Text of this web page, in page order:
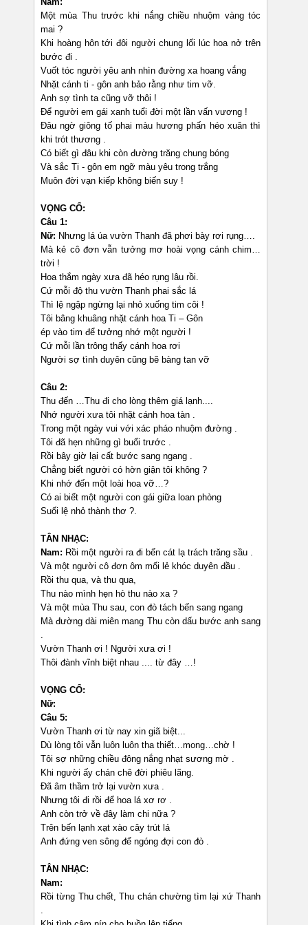
Một mùa Thu trước khi nắng chiều nhuộm vàng tóc
mai ?
Khi hoàng hôn tới đôi người chung lối lúc hoa nở trên
bước đi .
Vuốt tóc người yêu anh nhìn đường xa hoang vắng
Nhặt cánh ti - gôn anh bảo rằng như tim vỡ.
Anh sợ tình ta cũng vỡ thôi !
Để người em gái xanh tuổi đời một lần vấn vương !
Đâu ngờ giông tố phai màu hương phấn héo xuân thì
khi trót thương .
Có biết gì đâu khi còn đường trăng chung bóng
Và sắc Ti - gôn em ngỡ màu yêu trong trắng
Muôn đời vạn kiếp không biến suy !
VỌNG CỔ:
Câu 1:
Nữ: Nhưng lá úa vườn Thanh đã phơi bày rơi rụng….
Mà kẻ cô đơn vẫn tưởng mơ hoài vọng cánh chim…
trời !
Hoa thắm ngày xưa đã héo rụng lâu rồi.
Cứ mỗi độ thu vườn Thanh phai sắc lá
Thì lệ ngập ngừng lại nhỏ xuống tim côi !
Tôi bâng khuâng nhặt cánh hoa Ti – Gôn
ép vào tim để tưởng nhớ một người !
Cứ mỗi lần trông thấy cánh hoa rơi
Người sợ tình duyên cũng bẽ bàng tan vỡ
Câu 2:
Thu đến …Thu đi cho lòng thêm giá lạnh....
Nhớ người xưa tôi nhặt cánh hoa tàn .
Trong một ngày vui với xác pháo nhuộm đường .
Tôi đã hẹn những gì buổi trước .
Rồi bây giờ lại cất bước sang ngang .
Chẳng biết người có hờn giận tôi không ?
Khi nhớ đến một loài hoa vỡ…?
Có ai biết một người con gái giữa loan phòng
Suối lệ nhỏ thành thơ ?.
TÂN NHẠC:
Nam: Rồi một người ra đi bến cát lạ trách trăng sầu .
Và một người cô đơn ôm mối lẻ khóc duyên đầu .
Rồi thu qua, và thu qua,
Thu nào mình hẹn hò thu nào xa ?
Và một mùa Thu sau, con đò tách bến sang ngang
Mà đường dài miên mang Thu còn dấu bước anh sang
.
Vườn Thanh ơi ! Người xưa ơi !
Thôi đành vĩnh biệt nhau .... từ đây …!
VỌNG CỔ:
Nữ:
Câu 5:
Vườn Thanh ơi từ nay xin giã biệt...
Dù lòng tôi vẫn luôn luôn tha thiết…mong…chờ !
Tôi sợ những chiều đông nắng nhạt sương mờ .
Khi người ấy chán chê đời phiêu lãng.
Đã âm thầm trở lại vườn xưa .
Nhưng tôi đi rồi để hoa lá xơ rơ .
Anh còn trở về đây làm chi nữa ?
Trên bến lạnh xạt xào cây trút lá
Anh đứng ven sông để ngóng đợi con đò .
TÂN NHẠC:
Nam:
Rồi từng Thu chết, Thu chán chường tìm lại xứ Thanh
.